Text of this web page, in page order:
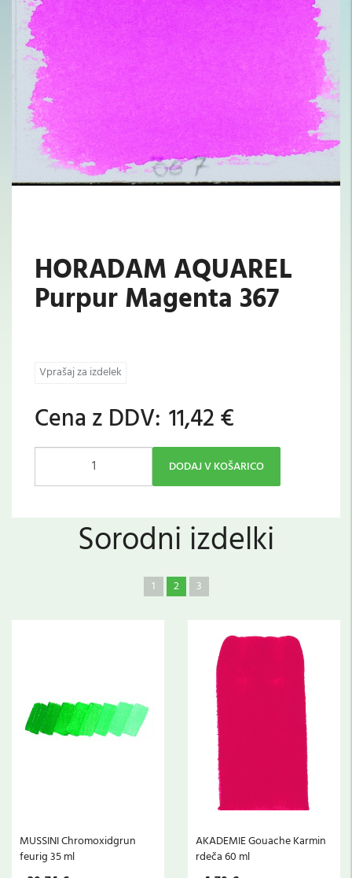
HORADAM AQUAREL
Purpur Magenta 367
Vprašaj za izdelek
Cena z DDV: 11,42 €
DODAJ V KOŠARICO
Sorodni izdelki
1 2 3
MUSSINI Chromoxidgrun
feurig 35 ml
AKADEMIE Gouache Karmin
rdeča 60 ml